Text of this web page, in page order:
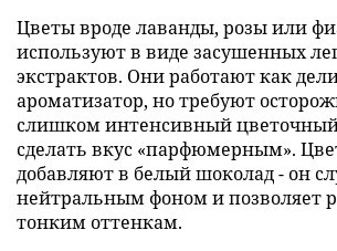
Цветы вроде лаванды, розы или
используют в виде засушенных
экстрактов. Они работают как
ароматизатор, но требуют
слишком интенсивный
сделать вкус «парфюмерным».
добавляют в белый шоколад - он
нейтральным фоном и позволяет
тонким оттенкам.